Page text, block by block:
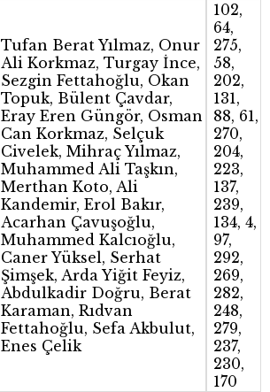
Tufan Berat Yılmaz, Onur
Ali Korkmaz, Turgay İnce,
Sezgin Fettahoğlu, Okan
Topuk, Bülent Çavdar,
Eray Eren Güngör, Osman
Can Korkmaz, Selçuk
Civelek, Mihraç Yılmaz,
Muhammed Ali Taşkın,
Merthan Koto, Ali
Kandemir, Erol Bakır,
Acarhan Çavuşoğlu,
Muhammed Kalcıoğlu,
Caner Yüksel, Serhat
Şimşek, Arda Yiğit Feyiz,
Abdulkadir Doğru, Berat
Karaman, Rıdvan
Fettahoğlu, Sefa Akbulut,
Enes Çelik
102,
64,
275,
58,
202,
131,
88, 61,
270,
204,
223,
137,
239,
134, 4,
97,
292,
269,
282,
248,
279,
237,
230,
170